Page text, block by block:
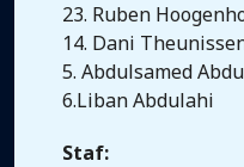
23. Ruben
14. Dani
5. Abdulsamed
6.Liban Abdulahi
Staf: